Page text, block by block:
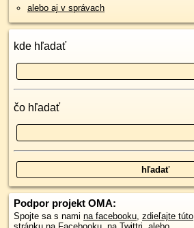
alebo aj v správach
kde hľadať
čo hľadať
Podpor projekt OMA:
Spojte sa s nami na facebooku, zdieľajte túto